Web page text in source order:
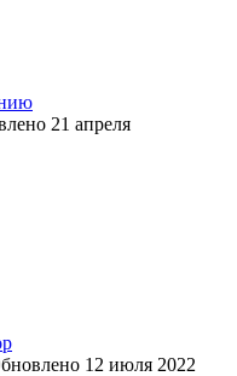
21 апреля
12 июля 2022